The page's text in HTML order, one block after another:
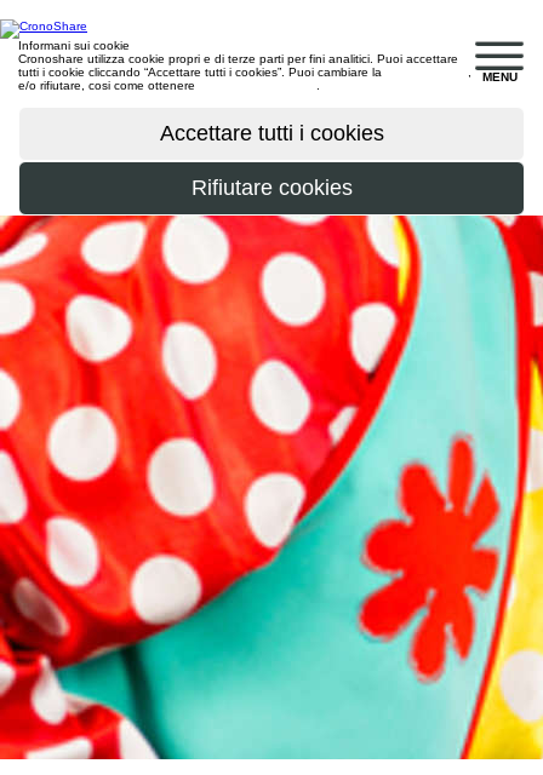
MENU
Informani sui cookie
Cronoshare utilizza cookie propri e di terze parti per fini analitici. Puoi accettare
tutti i cookie cliccando “Accettare tutti i cookies”. Puoi cambiare la
e/o rifiutare, cosi come ottenere